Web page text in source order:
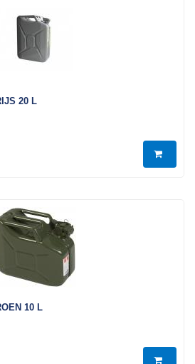
20 L
10 L